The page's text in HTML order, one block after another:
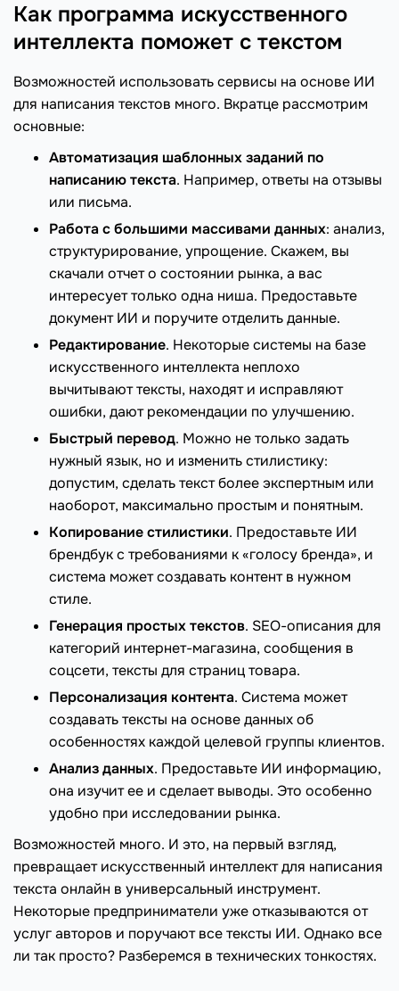
Как программа искусственного
интеллекта поможет с текстом
Возможностей использовать сервисы на основе ИИ
для написания текстов много. Вкратце рассмотрим
основные:
Автоматизация шаблонных заданий по
написанию текста. Например, ответы на отзывы
или письма.
Работа с большими массивами данных: анализ,
структурирование, упрощение. Скажем, вы
скачали отчет о состоянии рынка, а вас
интересует только одна ниша. Предоставьте
документ ИИ и поручите отделить данные.
Редактирование. Некоторые системы на базе
искусственного интеллекта неплохо
вычитывают тексты, находят и исправляют
ошибки, дают рекомендации по улучшению.
Быстрый перевод. Можно не только задать
нужный язык, но и изменить стилистику:
допустим, сделать текст более экспертным или
наоборот, максимально простым и понятным.
Копирование стилистики. Предоставьте ИИ
брендбук с требованиями к «голосу бренда», и
система может создавать контент в нужном
стиле.
Генерация простых текстов. SEO-описания для
категорий интернет-магазина, сообщения в
соцсети, тексты для страниц товара.
Персонализация контента. Система может
создавать тексты на основе данных об
особенностях каждой целевой группы клиентов.
Анализ данных. Предоставьте ИИ информацию,
она изучит ее и сделает выводы. Это особенно
удобно при исследовании рынка.
Возможностей много. И это, на первый взгляд,
превращает искусственный интеллект для написания
текста онлайн в универсальный инструмент.
Некоторые предприниматели уже отказываются от
услуг авторов и поручают все тексты ИИ. Однако все
ли так просто? Разберемся в технических тонкостях.